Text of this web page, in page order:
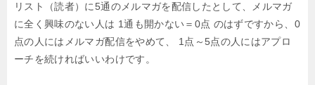
リスト（読者）に5通のメルマガを配信したとして、メルマガ
に全く興味のない人は 1通も開かない＝0点 のはずですから、0
点の人にはメルマガ配信をやめて、
1点～5点の人にはアプロ
ーチを続ければいいわけです。